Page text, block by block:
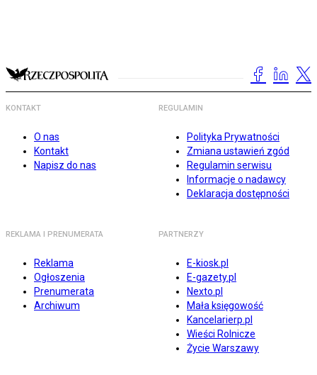
KONTAKT
O nas
Kontakt
Napisz do nas
REGULAMIN
Polityka Prywatności
Zmiana ustawień zgód
Regulamin serwisu
Informacje o nadawcy
Deklaracja dostępności
REKLAMA I PRENUMERATA
Reklama
Ogłoszenia
Prenumerata
Archiwum
PARTNERZY
E-kiosk.pl
E-gazety.pl
Nexto.pl
Mała księgowość
Kancelarierp.pl
Wieści Rolnicze
Życie Warszawy